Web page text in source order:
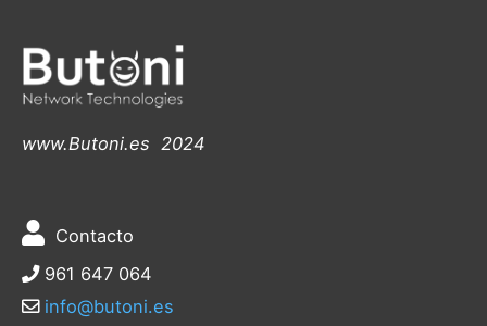
www.Butoni.es 2024
Contacto
961 647 064
info@butoni.es